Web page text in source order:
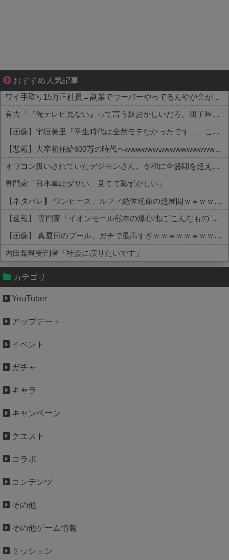
おすすめ人気記事
悩んでいるのは私だけ？夫との距離
ワイ手取り15万正社員→副業でウーバーやってるんやが金がない
有吉「『俺テレビ見ない』って言う奴おかしいだろ。団子屋で『団子食べない』って言うか？」
【画像】宇垣美里「学生時代は全然モテなかったです」←これほんまかぁ？w w w w w w w w
【悲報】大卒初任給600万の時代へwwwwwwwwwwwwwwwwwww
オワコン扱いされていたデジモンさん、令和に全盛期を超える利益を生み出していた
専門家「日本車はダサい、見てて恥ずかしい」
【ネタバレ】 ワンピース、ルフィ絶体絶命の超展開ｗｗｗｗｗｗｗｗｗｗｗｗｗｗｗｗｗｗｗｗｗｗｗｗｗｗｗｗｗｗｗｗｗｗｗｗｗｗｗｗｗｗｗｗｗ...
【速報】 専門家「イオンモール熊本の爆心地に”こんなもの”があったんだけど…」
【画像】 真夏日のプール、ガチで最高すぎｗｗｗｗｗｗｗｗｗｗ
内田梨瑚受刑者「社会に戻りたいです」
Powered by livedoor 相互RSS
カテゴリ
YouTuber
アップデート
イベント
ガチャ
キャラ
キャンペーン
クエスト
コラボ
コンテンツ
その他
その他ゲーム情報
ミッション